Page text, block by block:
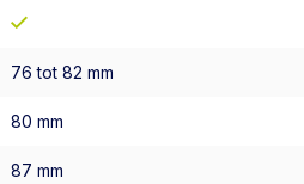
76 tot 82 mm
80 mm
87 mm